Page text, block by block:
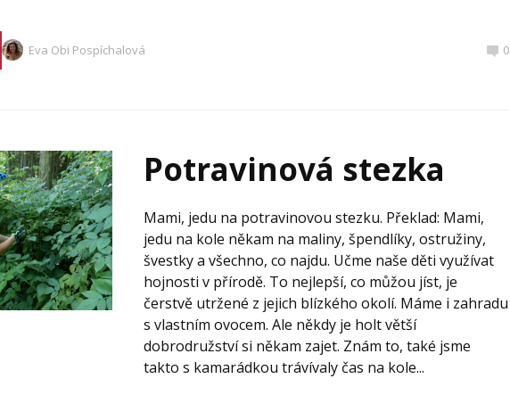
Eva Obi Pospíchalová 0
Potravinová stezka
Mami, jedu na potravinovou stezku. Překlad: Mami,
jedu na kole někam na maliny, špendlíky, ostružiny,
švestky a všechno, co najdu. Učme naše děti využívat
hojnosti v přírodě. To nejlepší, co můžou jíst, je
čerstvě utržené z jejich blízkého okolí. Máme i zahradu
s vlastním ovocem. Ale někdy je holt větší
dobrodružství si někam zajet. Znám to, také jsme
takto s kamarádkou trávívaly čas na kole...